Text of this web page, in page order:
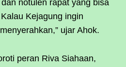
notulen rapat yang bisa
Kejagung ingin
ujar Ahok.
peran Riva Siahaan,